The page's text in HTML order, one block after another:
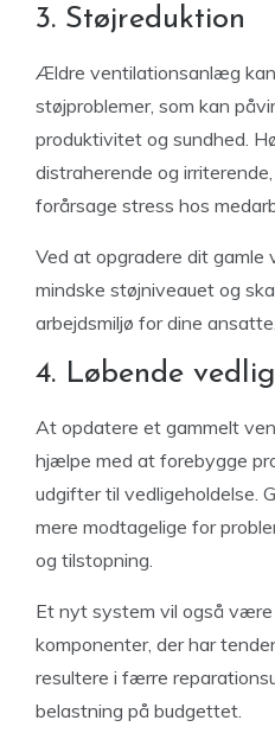
3. Støjreduktion
Ældre ventilationsanlæg
støjproblemer, som kan
produktivitet og sundhed.
distraherende og
forårsage stress hos
Ved at opgradere dit gamle
mindske støjniveauet og
arbejdsmiljø for dine ansatte.
4. Løbende
At opdatere et gammelt
hjælpe med at forebygge
udgifter til vedligeholdelse.
mere modtagelige for
og tilstopning.
Et nyt system vil også
komponenter, der har
resultere i færre
belastning på budgettet.